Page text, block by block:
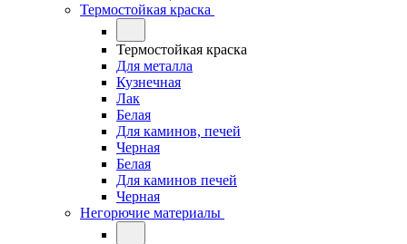
Термостойкая краска
Термостойкая краска
Для металла
Кузнечная
Лак
Белая
Для каминов, печей
Черная
Белая
Для каминов печей
Черная
Негорючие материалы